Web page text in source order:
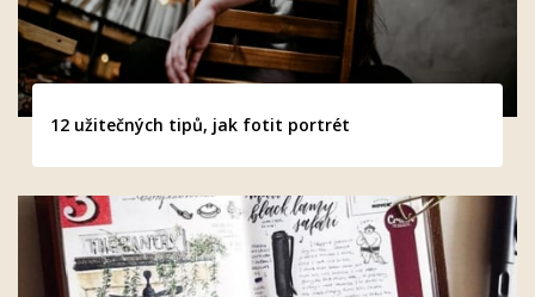
12 užitečných tipů, jak fotit portrét